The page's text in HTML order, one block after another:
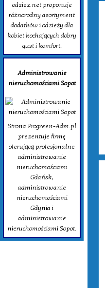
odziez.net proponuje
różnorodny asortyment
dodatków i odzieży dla
kobiet kochających dobry
gust i komfort.
Administrowanie
nieruchomościami Sopot
Strona Progreen-Adm.pl
prezentuje firmę
oferującą profesjonalne
administrowanie
nieruchomościami
Gdańsk,
administrowanie
nieruchomościami
Gdynia i
administrowanie
nieruchomościami Sopot.